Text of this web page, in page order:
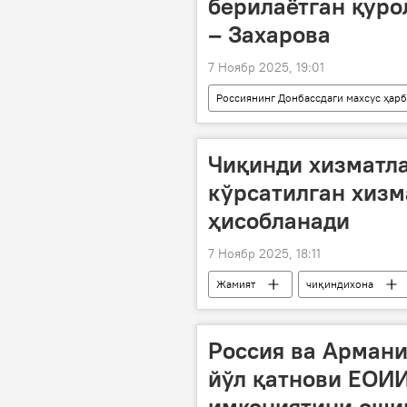
– Захарова
7 Ноябр 2025, 19:01
Россиянинг Донбассдаги махсус
Мария Захарова
Россия
Чиқинди
кўрсатилган
ҳисобланади
7 Ноябр 2025, 18:11
Жамият чиқиндихона
Россия ва
йўл қатнови